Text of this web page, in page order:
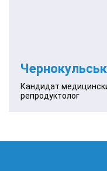
Кандидат
репродуктолог